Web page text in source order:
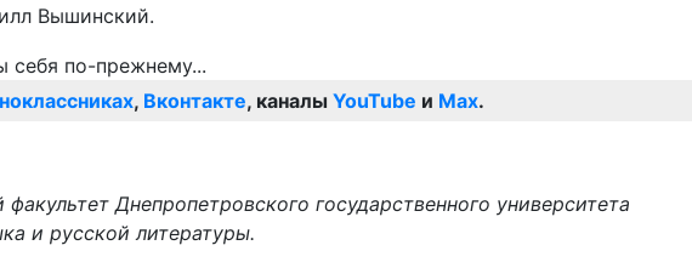
Вышинский.
, Вконтакте, каналы YouTube и Max.
Днепропетровского государственного университета
и русской литературы.